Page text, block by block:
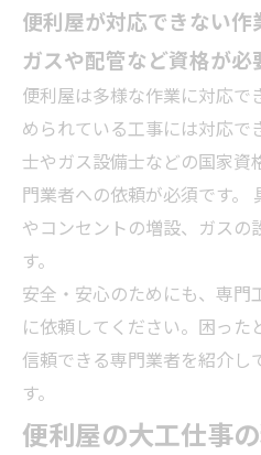
便利屋が対応できない
ガスや配管など資格が必
便利屋は多様な作業に対応で
められている工事には対応で
士やガス設備士などの国家資
門業者への依頼が必須です。
やコンセントの増設、ガスの
す。
安全・安心のためにも、専門
に依頼してください。困った
信頼できる専門業者を紹介し
す。
便利屋の大工仕事